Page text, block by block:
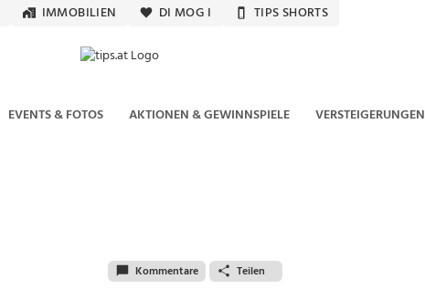
IMMOBILIEN DI MOG I TIPS SHORTS
EVENTS & FOTOS AKTIONEN & GEWINNSPIELE VERSTEIGERUNGEN
Kommentare Teilen